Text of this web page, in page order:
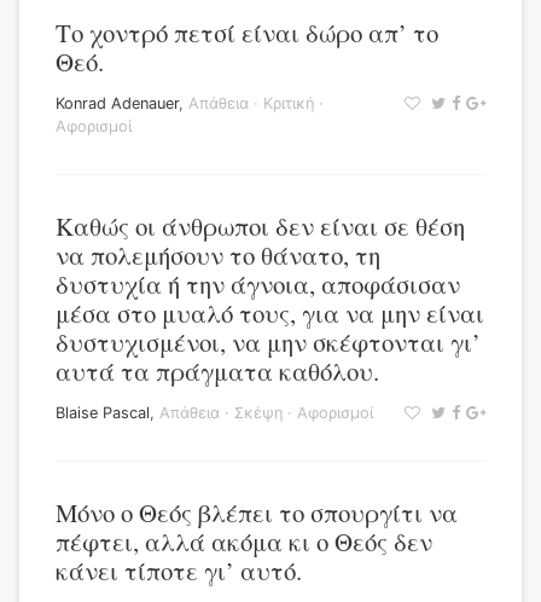
Το χοντρό πετσί είναι δώρο απ’ το
Θεό.
Konrad Adenauer, Απάθεια · Κριτική ·
Αφορισμοί
Καθώς οι άνθρωποι δεν είναι σε θέση
να πολεμήσουν το θάνατο, τη
δυστυχία ή την άγνοια, αποφάσισαν
μέσα στο μυαλό τους, για να μην είναι
δυστυχισμένοι, να μην σκέφτονται γι’
αυτά τα πράγματα καθόλου.
Blaise Pascal, Απάθεια · Σκέψη · Αφορισμοί
Μόνο ο Θεός βλέπει το σπουργίτι να
πέφτει, αλλά ακόμα κι ο Θεός δεν
κάνει τίποτε γι’ αυτό.